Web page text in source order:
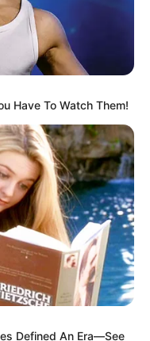
Football Fan
Probably Missed
Have To Watch Them!
Defined An Era—See